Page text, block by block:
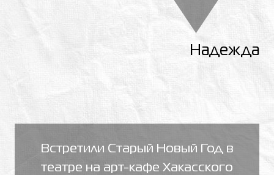
Надежда
Встретили Старый Новый Год в
театре на арт-кафе Хакасского